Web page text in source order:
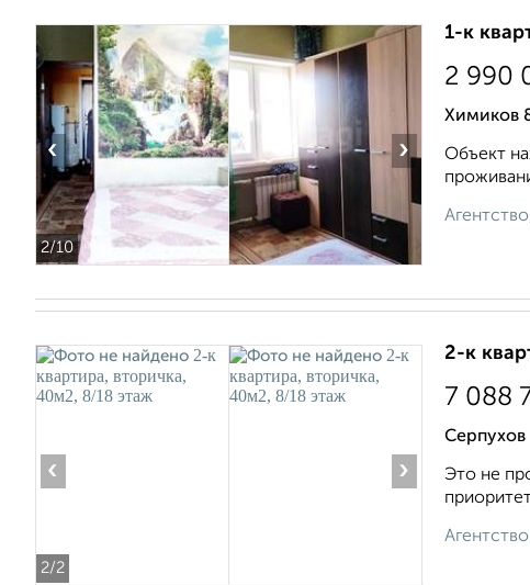
2/10
‹ ›
1-к
2 990
Химиков
Объект
2/2
‹ ›
2-к
7 088
Серпухов
Это не